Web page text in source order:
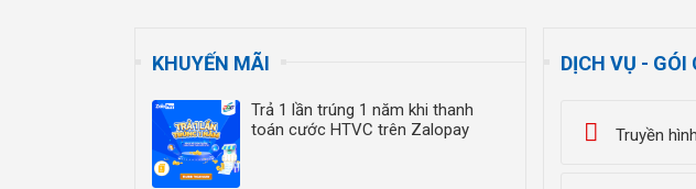
KHUYẾN MÃI
Trả 1 lần trúng 1 năm khi thanh
toán cước HTVC trên Zalopay
DỊCH VỤ - GÓI
Truyền